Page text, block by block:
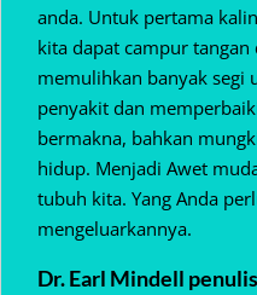
anda. Untuk pertama
kita dapat campur
memulihkan banyak segi
penyakit dan
bermakna, bahkan
hidup. Menjadi Awet
tubuh kita. Yang Anda
mengeluarkannya.
Dr. Earl Mindell